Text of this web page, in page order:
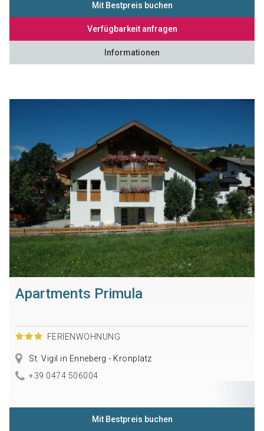
Mit Bestpreis buchen
Verfügbarkeit anfragen
Informationen
Apartments Primula
FERIENWOHNUNG
St. Vigil in Enneberg - Kronplatz
+39 0474 506004
Mit Bestpreis buchen